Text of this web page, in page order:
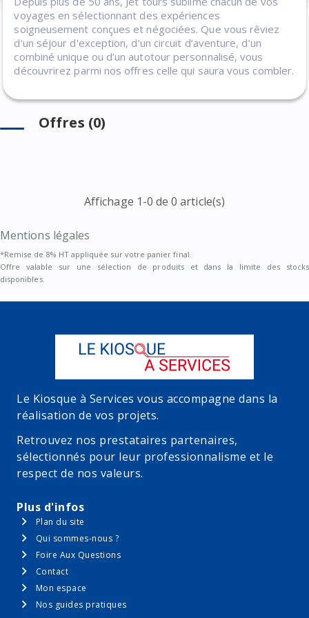
voyages en sélectionnant des expériences
soigneusement conçues et négociées. Que vous rêviez
d’un séjour d'exception, d’un circuit d’aventure, d’un
combiné unique ou d’un autotour personnalisé, vous
découvrirez parmi nos offres celle qui saura vous combler.
Offres (0)
Affichage 1-0 de 0 article(s)
Mentions légales
*Remise de 8% HT appliquée sur votre panier final.
Offre valable sur une sélection de produits et dans la limite des stocks
disponibles.
Le Kiosque à Services vous accompagne dans la
réalisation de vos projets.
Retrouvez nos prestataires partenaires,
sélectionnés pour leur professionnalisme et le
respect de nos valeurs.
Plus d'infos
Plan du site
Qui sommes-nous ?
Foire Aux Questions
Contact
Mon espace
Nos guides pratiques